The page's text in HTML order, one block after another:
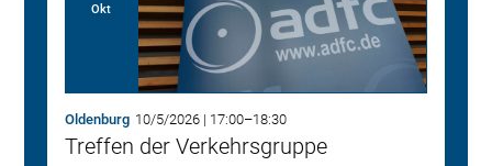
Okt
Oldenburg 10/5/2026| 17:00–18:30
Treffen der Verkehrsgruppe